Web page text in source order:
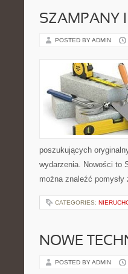
SZAMPANY
POSTED BY ADMIN
poszukujących
wydarzenia. Nowości to
można znaleźć
CATEGORIES:
NOWE
POSTED BY ADMIN